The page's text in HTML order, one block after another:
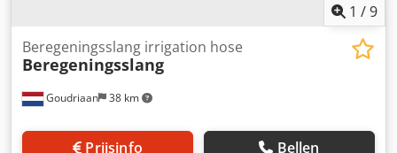
1 /9
Goudriaan 38 km
Beregeningsslang irrigation hose
Beregeningsslang
Prijsinfo Bellen